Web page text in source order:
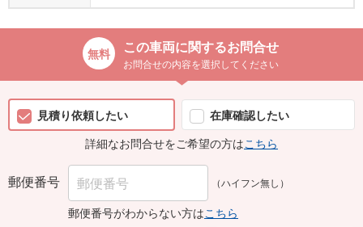
この車両に関するお問合せ
お問合せの内容を選択してください
見積り依頼したい
在庫確認したい
詳細なお問合せをご希望の方はこちら
郵便番号 （ハイフン無し）
郵便番号がわからない方はこちら